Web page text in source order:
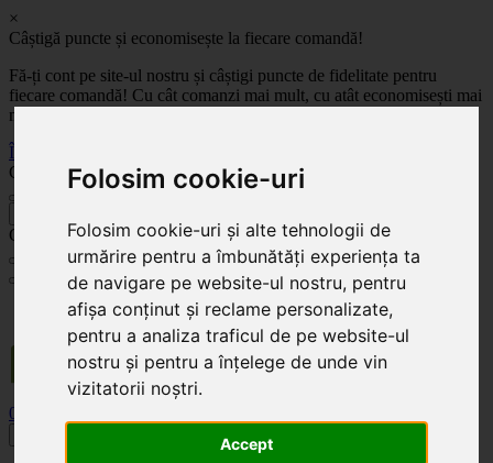
Folosim cookie-uri
Folosim cookie-uri și alte tehnologii de
urmărire pentru a îmbunătăți experiența ta
de navigare pe website-ul nostru, pentru
afișa conținut și reclame personalizate,
pentru a analiza traficul de pe website-ul
nostru și pentru a înțelege de unde vin
vizitatorii noștri.
Accept
×
Câștigă puncte și economisește la fiecare comandă!
Fă-ți cont pe site-ul nostru și câștigi puncte de fidelitate pentru
fiecare comandă! Cu cât comanzi mai mult, cu atât economisești mai
mult!
Înregistrează-te acum
Celoplast
Celoplast
Transportul este GRATUIT pentru comenzile mai mari de 350 Lei. Comanda minimă în
valoare de 100 Lei. Expediere în 1 - 2 zile lucrătoare.
0